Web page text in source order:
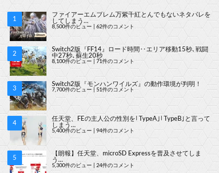
ファイアーエムブレム万紫千紅とんでもないネタバレを
してしまう…
8,500件のビュー |62件のコメント
Switch2版『FF14』ロード時間‥エリア移動15秒､戦闘
中27秒､蘇生20秒
8,100件のビュー |71件のコメント
Switch2版『モンハンワイルズ』の動作環境が判明！
7,700件のビュー| 51件のコメント
任天堂、FEの主人公の性別を｢TypeA｣｢TypeB｣と言って
しまう…
5,400件のビュー |94件のコメント
【朗報】任天堂、microSD Expressを普及させてしま
う…
5,300件のビュー 24件のコメント